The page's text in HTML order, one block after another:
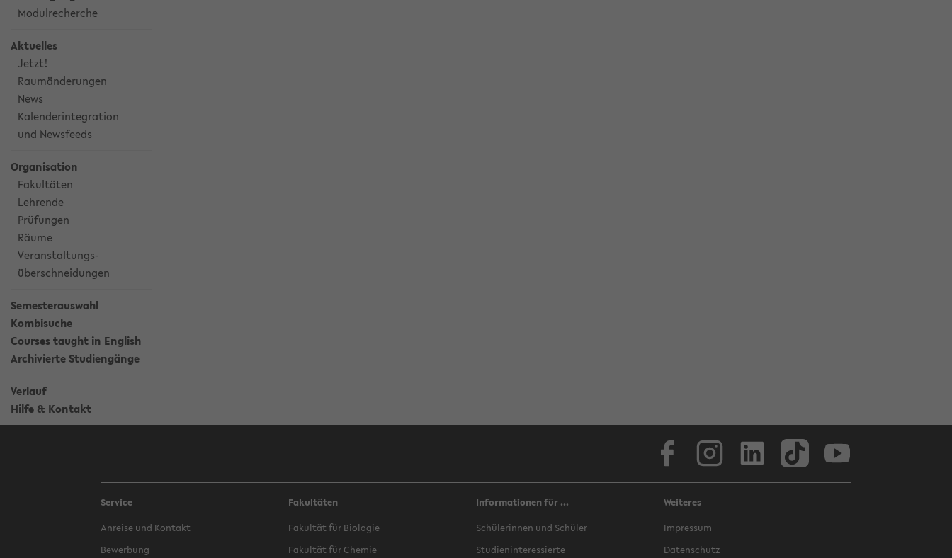
Modulrecherche
Aktuelles
Jetzt!
Raumänderungen
News
Kalenderintegration
und Newsfeeds
Organisation
Fakultäten
Lehrende
Prüfungen
Räume
Veranstaltungs-
überschneidungen
Semesterauswahl
Kombisuche
Courses taught in English
Archivierte Studiengänge
Verlauf
Hilfe & Kontakt
Service
Anreise und Kontakt
Bewerbung
Fakultäten
Fakultät für Biologie
Fakultät für Chemie
Informationen für ...
Schülerinnen und Schüler
Studieninteressierte
Weiteres
Impressum
Datenschutz